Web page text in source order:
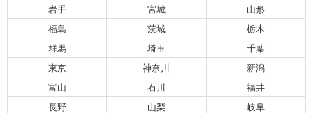
岩手
宮城
山形
福島
茨城
栃木
群馬
埼玉
千葉
東京
神奈川
新潟
富山
石川
福井
長野
山梨
岐阜